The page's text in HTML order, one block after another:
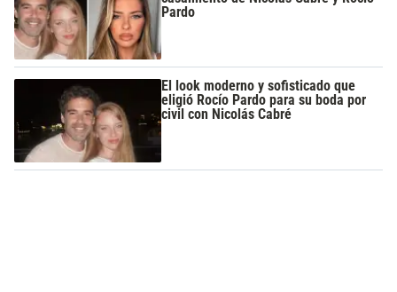
Pardo
El look moderno y sofisticado que
eligió Rocío Pardo para su boda por
civil con Nicolás Cabré